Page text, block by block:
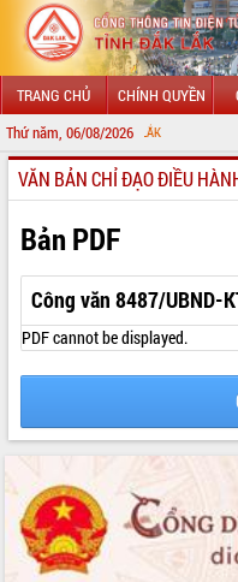
TRANG CHỦ CHÍNH QUYỀN
Thứ năm, 06/08/2026
GIỚI THIỆU
LÃNH ĐẠO UBND TỈNH
TIN TỨC SỰ KIỆN
SỞ, BAN, NGÀNH
UBND CÁC XÃ, PHƯỜNG
THÔNG TIN CHỈ ĐẠO ĐIỀU HÀNH
VĂN BẢN HĐND TỈNH
ĐIỂM TIN VĂN BẢN
VĂN BẢN CHỈ ĐẠO ĐIỀU
Bản PDF
Công văn 8487/UBND-
PDF cannot be displayed.